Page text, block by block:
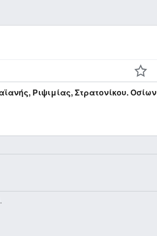
Ριψιμίας, Στρατονίκου. Οσίων